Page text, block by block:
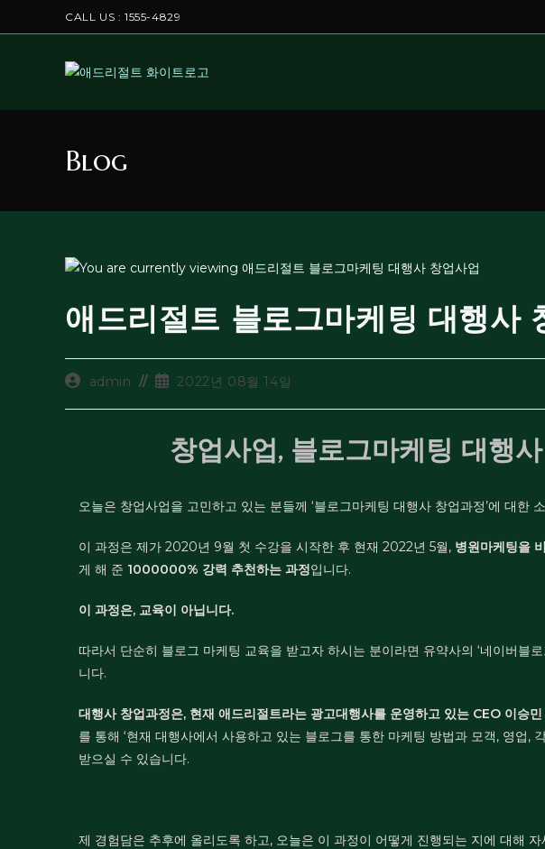
CALL US : 1555-4829
Blog
애드리절트 블로그마케팅 대행사
admin 2022년 08월 14일
창업사업, 블로그마케팅 대행
오늘은 창업사업을 고민하고 있는 분들께 ‘블로그마케팅 대행사 창업과정’에 대한
이 과정은 제가 2020년 9월 첫 수강을 시작한 후 현재 2022년 5월, 병원마케팅을
게 해 준 1000000% 강력 추천하는 과정입니다.
이 과정은, 교육이 아닙니다.
따라서 단순히 블로그 마케팅 교육을 받고자 하시는 분이라면 유약사의 ‘네이버블
니다.
대행사 창업과정은, 현재 애드리절트라는 광고대행사를 운영하고 있는 CEO 이승
를 통해 ‘현재 대행사에서 사용하고 있는 블로그를 통한 마케팅 방법과 모객, 영업,
받으실 수 있습니다.
제 경험담은 추후에 올리도록 하고, 오늘은 이 과정이 어떻게 진행되는 지에 대해